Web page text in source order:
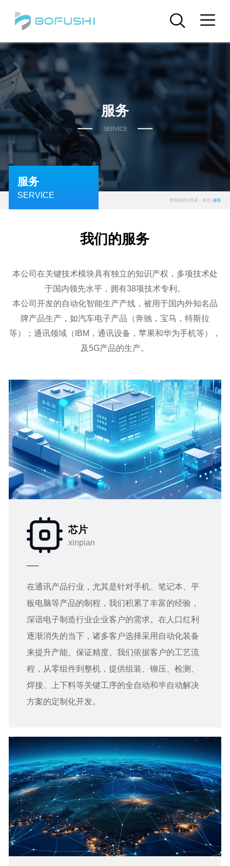
服务
SERVICE
服务
SERVICE
您现在的位置是： 首页> 服务
我们的服务
本公司在关键技术模块具有独立的知识产权，多项技术处
于国内领先水平，拥有38项技术专利。
本公司开发的自动化智能生产产线，被用于国内外知名品
牌产品生产，如汽车电子产品（奔驰，宝马，特斯拉
等）；通讯领域（IBM，通讯设备，苹果和华为手机等），
及5G产品的生产。
芯片
xinpian
在通讯产品行业，尤其是针对手机、笔记本、平
板电脑等产品的制程，我们积累了丰富的经验，
深谙电子制造行业企业客户的需求。在人口红利
逐渐消失的当下，诸多客户选择采用自动化装备
来提升产能、保证精度。我们依据客户的工艺流
程，从零组件到整机，提供组装、铆压、检测、
焊接、上下料等关键工序的全自动和半自动解决
方案的定制化开发。